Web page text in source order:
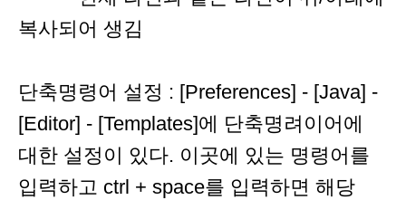
복사되어 생김
단축명령어 설정 : [Preferences] - [Java] -
[Editor] - [Templates]에 단축명려이어에
대한 설정이 있다. 이곳에 있는 명령어를
입력하고 ctrl + space를 입력하면 해당